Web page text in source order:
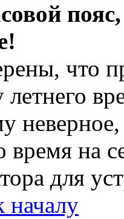
что
летнего
неверное,
время на
для
началу